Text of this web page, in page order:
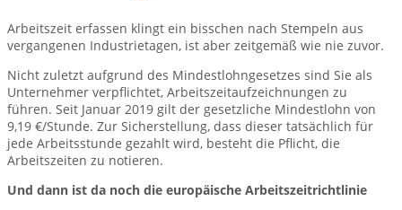
Arbeitszeit erfassen klingt ein bisschen nach Stempeln aus
vergangenen Industrietagen, ist aber zeitgemäß wie nie zuvor.
Nicht zuletzt aufgrund des Mindestlohngesetzes sind Sie als
Unternehmer verpflichtet, Arbeitszeitaufzeichnungen zu
führen. Seit Januar 2019 gilt der gesetzliche Mindestlohn von
9,19 €/Stunde. Zur Sicherstellung, dass dieser tatsächlich für
jede Arbeitsstunde gezahlt wird, besteht die Pflicht, die
Arbeitszeiten zu notieren.
Und dann ist da noch die europäische Arbeitszeitrichtlinie